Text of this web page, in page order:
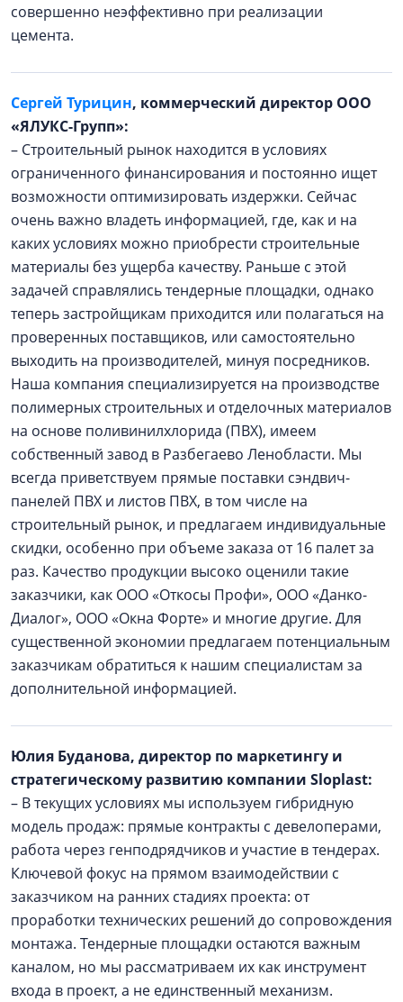
совершенно неэффективно при реализации
цемента.
Сергей Турицин, коммерческий директор ООО
«ЯЛУКС-Групп»:
– Строительный рынок находится в условиях
ограниченного финансирования и постоянно ищет
возможности оптимизировать издержки. Сейчас
очень важно владеть информацией, где, как и на
каких условиях можно приобрести строительные
материалы без ущерба качеству. Раньше с этой
задачей справлялись тендерные площадки, однако
теперь застройщикам приходится или полагаться на
проверенных поставщиков, или самостоятельно
выходить на производителей, минуя посредников.
Наша компания специализируется на производстве
полимерных строительных и отделочных материалов
на основе поливинилхлорида (ПВХ), имеем
собственный завод в Разбегаево Ленобласти. Мы
всегда приветствуем прямые поставки сэндвич-
панелей ПВХ и листов ПВХ, в том числе на
строительный рынок, и предлагаем индивидуальные
скидки, особенно при объеме заказа от 16 палет за
раз. Качество продукции высоко оценили такие
заказчики, как ООО «Откосы Профи», ООО «Данко-
Диалог», ООО «Окна Форте» и многие другие. Для
существенной экономии предлагаем потенциальным
заказчикам обратиться к нашим специалистам за
дополнительной информацией.
Юлия Буданова, директор по маркетингу и
стратегическому развитию компании Sloplast:
– В текущих условиях мы используем гибридную
модель продаж: прямые контракты с девелоперами,
работа через генподрядчиков и участие в тендерах.
Ключевой фокус на прямом взаимодействии с
заказчиком на ранних стадиях проекта: от
проработки технических решений до сопровождения
монтажа. Тендерные площадки остаются важным
каналом, но мы рассматриваем их как инструмент
входа в проект, а не единственный механизм.